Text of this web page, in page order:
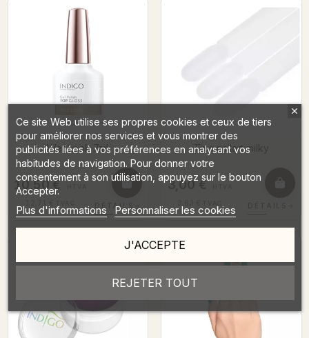
Wet Look 7ml
10,50 €
DÉTAILS
Tips nailart milky
3,00 €
Ce site Web utilise ses propres cookies et ceux de tiers
pour améliorer nos services et vous montrer des
publicités liées à vos préférences en analysant vos
habitudes de navigation. Pour donner votre
consentement à son utilisation, appuyez sur le bouton
Accepter.
Plus d'informations Personnaliser les cookies
REJETER TOUT
J'ACCEPTE